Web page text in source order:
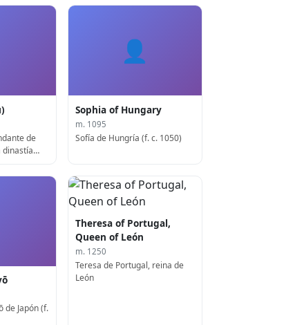
de
👤
Sophia of Hungary
m. 1095
Sofía de Hungría (f. c. 1050)
de Japón (f.
Theresa of Portugal,
Queen of León
m. 1250
Teresa de Portugal, reina de
León